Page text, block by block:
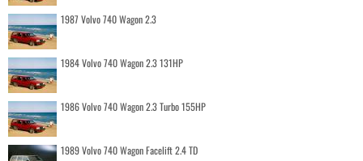
1987 Volvo 740 Wagon 2.3
1984 Volvo 740 Wagon 2.3 131HP
1986 Volvo 740 Wagon 2.3 Turbo 155HP
1989 Volvo 740 Wagon Facelift 2.4 TD